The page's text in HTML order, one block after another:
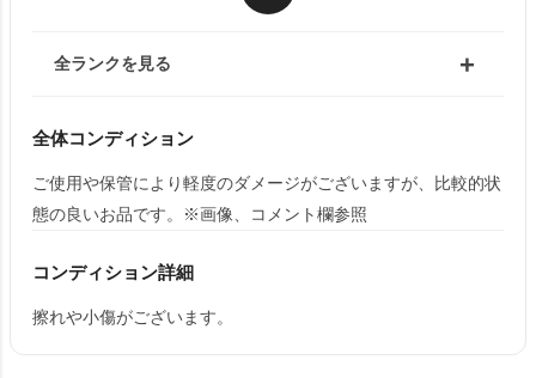
全ランクを見る
全体コンディション
ご使用や保管により軽度のダメージがございますが、比較的状
態の良いお品です。※画像、コメント欄参照
コンディション詳細
擦れや小傷がございます。